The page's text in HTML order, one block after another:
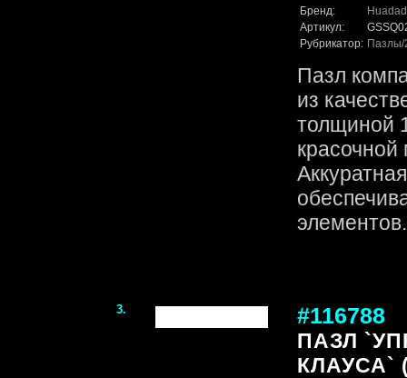
Бренд:
Артикул:
Рубрикатор: Пазлы/
Пазл
из
толщиной
красочной
3. #116788
ПАЗЛ
КЛАУСА`